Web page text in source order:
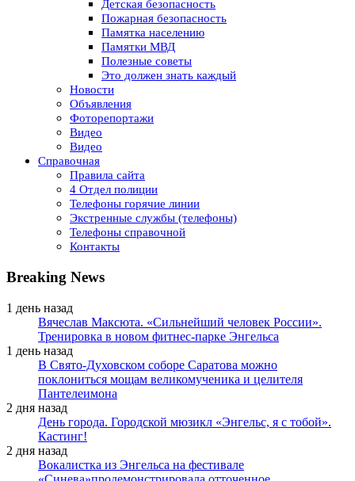
Детская безопасность
Пожарная безопасность
Памятка населению
Памятки МВД
Полезные советы
Это должен знать каждый
Новости
Объявления
Фоторепортажи
Видео
Видео
Справочная
Правила сайта
4 Отдел полиции
Телефоны горячие линии
Экстренные службы (телефоны)
Телефоны справочной
Контакты
Breaking News
1 день назад
Вячеслав Максюта. «Сильнейший человек России».
Тренировка в новом фитнес-парке Энгельса
1 день назад
В Свято-Духовском соборе Саратова можно
поклониться мощам великомученика и целителя
Пантелеимона
2 дня назад
День города. Городской мюзикл «Энгельс, я с тобой».
Кастинг!
2 дня назад
Вокалистка из Энгельса на фестивале